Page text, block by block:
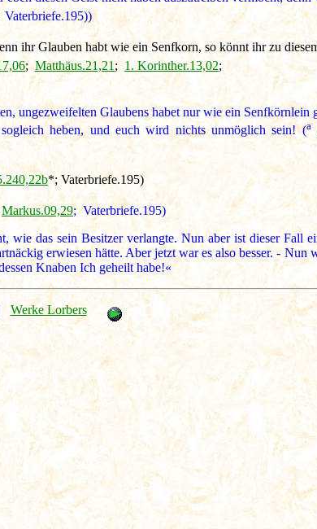
Vaterbriefe.195))
ihr Glauben habt wie ein Senfkorn, so könnt ihr zu
;Matthäus.21,21 ; 1. Korinther.13,02;
ungezweifelten Glaubens habet nur wie ein Senfkörnlein
heben, und euch wird nichts unmöglich sein! (a
*; Vaterbriefe.195)
Markus.09,29; Vaterbriefe.195)
das sein Besitzer verlangte. Nun aber ist dieser Fall
erwiesen hätte. Aber jetzt war es also besser. - Nun
Knaben Ich geheilt habe!«
Werke Lorbers